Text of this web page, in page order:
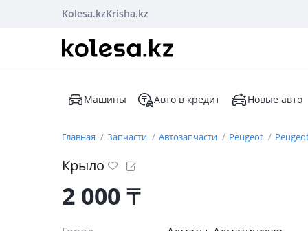
Kolesa.kzKrisha.kz
Машины Авто в кредит Новые авто
Главная Запчасти Автозапчасти Peugeot
Крыло
2 000₸